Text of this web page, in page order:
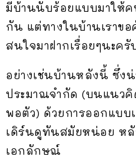
มีบ้านนับร้อยแบบมาให้
กัน แต่ทางในบ้านเราขอ
สนใจมาฝากเรื่อยๆนะครั
อย่างเช่นบ้านหลังนี้ ซึ่ง
ประมาณจำกัด (บนแนว
พอตัว) ด้วยการออกแบบ
เดิร์นดูทันสมัยหน่อย หลั
เอกลักษณ์